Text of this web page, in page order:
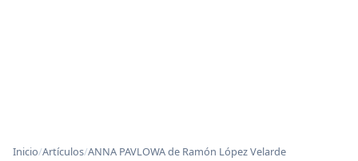
Inicio/Artículos/ANNA PAVLOWA de Ramón López Velarde